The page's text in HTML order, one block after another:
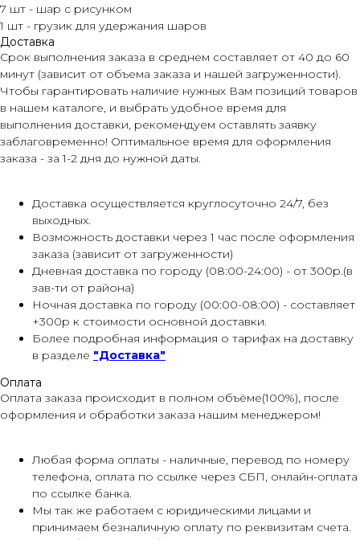
7 шт - шар с рисунком
1 шт - грузик для удержания шаров
Доставка
Срок выполнения заказа в среднем составляет от 40 до 60
минут (зависит от объема заказа и нашей загруженности).
Чтобы гарантировать наличие нужных Вам позиций товаров
в нашем каталоге, и выбрать удобное время для
выполнения доставки, рекомендуем оставлять заявку
заблаговременно! Оптимальное время для оформления
заказа - за 1-2 дня до нужной даты.
Доставка осуществляется круглосуточно 24/7, без
выходных.
Возможность доставки через 1 час после оформления
заказа (зависит от загруженности)
Дневная доставка по городу (08:00-24:00) - от 300р.(в
зав-ти от района)
Ночная доставка по городу (00:00-08:00) - составляет
+300р к стоимости основной доставки.
Более подробная информация о тарифах на доставку
в разделе "Доставка"
Оплата
Оплата заказа происходит в полном объёме(100%), после
оформления и обработки заказа нашим менеджером!
Любая форма оплаты - наличные, перевод по номеру
телефона, оплата по ссылке через СБП, онлайн-оплата
по ссылке банка.
Мы так же работаем с юридическими лицами и
принимаем безналичную оплату по реквизитам счета.